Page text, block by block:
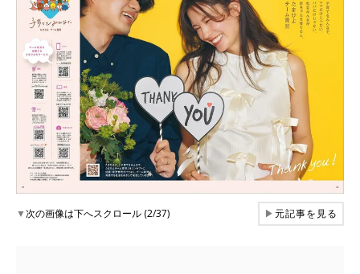
▼次の画像は下へスクロール (2/37) ▶元記事を見る